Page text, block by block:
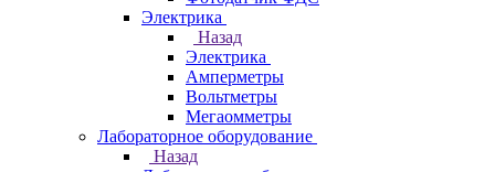
Электрика
Назад
Электрика
Амперметры
Вольтметры
Мегаомметры
Лабораторное оборудование
Назад